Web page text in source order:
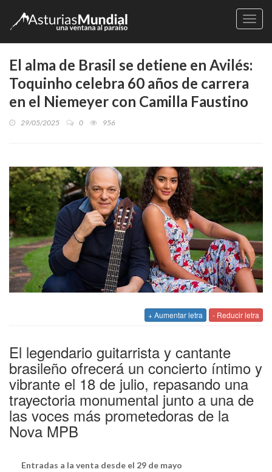
El alma de Brasil se detiene en Avilés:
Toquinho celebra 60 años de carrera
en el Niemeyer con Camilla Faustino
29/05/2025 0 956
+ Aumentar letra - Reducir letra
El legendario guitarrista y cantante
brasileño ofrecerá un concierto íntimo y
vibrante el 18 de julio, repasando una
trayectoria monumental junto a una de
las voces más prometedoras de la
Nova MPB
Entradas a la venta desde el 29 de mayo